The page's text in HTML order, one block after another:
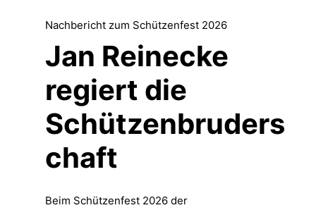
Nachbericht zum Schützenfest 2026
Jan Reinecke
regiert die
Schützenbruders
chaft
Beim Schützenfest 2026 der